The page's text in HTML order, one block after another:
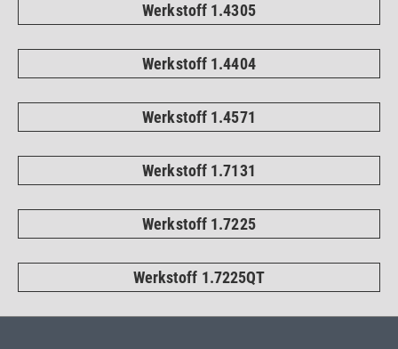
Werkstoff 1.4305
Werkstoff 1.4404
Werkstoff 1.4571
Werkstoff 1.7131
Werkstoff 1.7225
Werkstoff 1.7225QT